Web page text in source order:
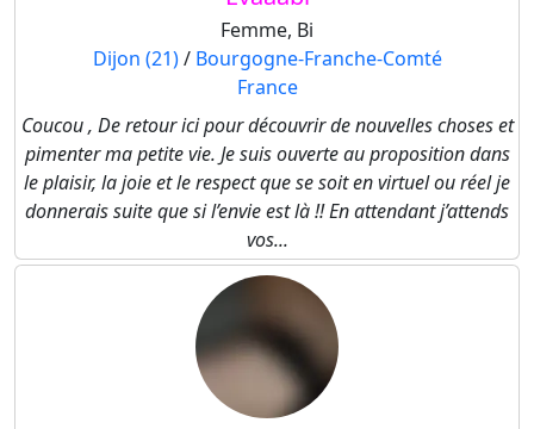
Femme, Bi
Dijon (21)/ Bourgogne-Franche-Comté
France
Coucou , De retour ici pour découvrir de nouvelles choses et
pimenter ma petite vie. Je suis ouverte au proposition dans
le plaisir, la joie et le respect que se soit en virtuel ou réel je
donnerais suite que si l’envie est là !! En attendant j’attends
vos...